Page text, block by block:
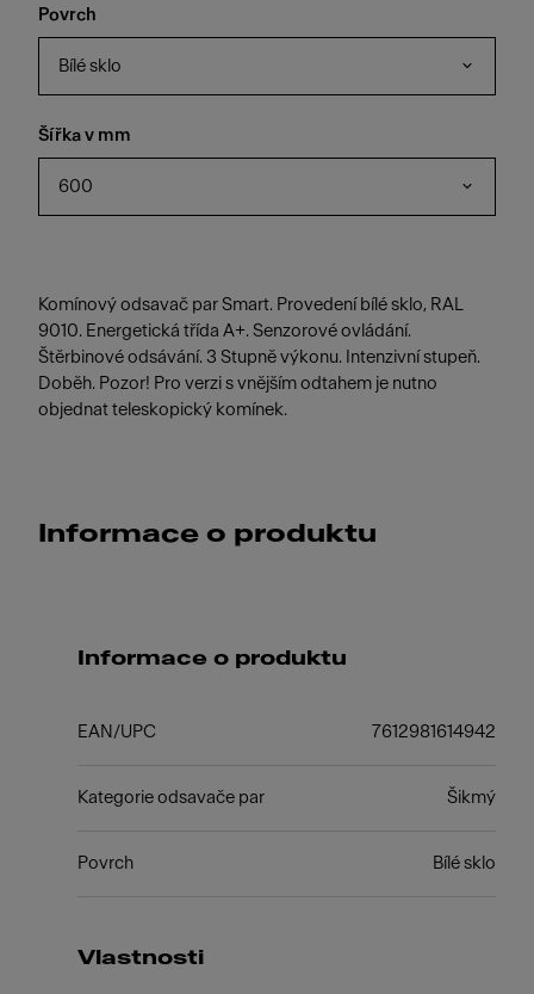
Povrch
Bílé sklo
Šířka v mm
600
Komínový odsavač par Smart. Provedení bílé sklo, RAL
9010. Energetická třída A+. Senzorové ovládání.
Štěrbinové odsávání. 3 Stupně výkonu. Intenzivní stupeň.
Doběh. Pozor! Pro verzi s vnějším odtahem je nutno
objednat teleskopický komínek.
Informace o produktu
Informace o produktu
EAN/UPC 7612981614942
Kategorie odsavače par Šikmý
Povrch Bílé sklo
Vlastnosti